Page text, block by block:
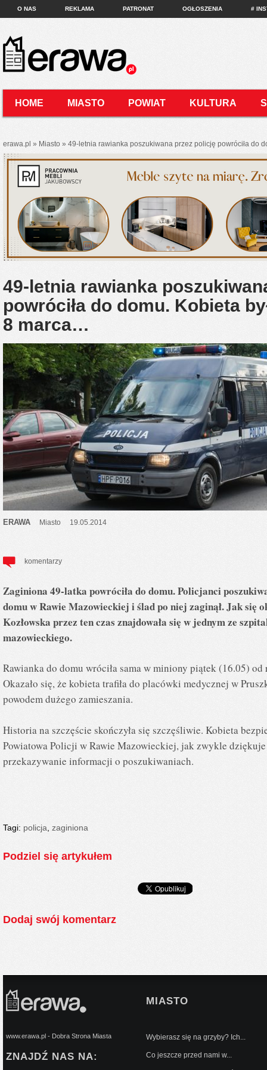
O NAS REKLAMA PATRONAT OGŁOSZENIA #
HOME MIASTO POWIAT KULTURA
erawa.pl » Miasto » 49-letnia rawianka poszukiwana przez policję powróciła do
49-letnia rawianka
powróciła do domu. Kobieta
8 marca…
ERAWA Miasto 19.05.2014
komentarzy
Zaginiona 49-latka powróciła do domu. Policjanci
domu w Rawie Mazowieckiej i ślad po niej zaginął. Jak się
Kozłowska przez ten czas znajdowała się w jednym ze
mazowieckiego.
Rawianka do domu wróciła sama w miniony piątek (16.05)
Okazało się, że kobieta trafiła do placówki medycznej w
powodem dużego zamieszania.
Historia na szczęście skończyła się szczęśliwie. Kobieta
Powiatowa Policji w Rawie Mazowieckiej, jak zwykle
przekazywanie informacji o poszukiwaniach.
Tagi: policja zaginiona
Podziel się artykułem
Dodaj swój komentarz
www.erawa.pl - Dobra Strona Miasta
ZNAJDŹ NAS NA:
MIASTO
Wybierasz się na grzyby? Ich...
Co jeszcze przed nami w...